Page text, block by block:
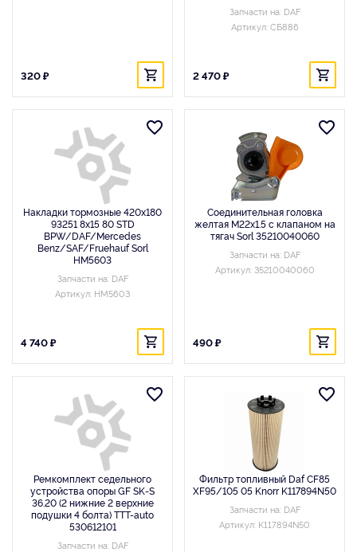
320 ₽
Запчасти на: DAF
Артикул: СБ886
2 470 ₽
Накладки тормозные 420x180
93251 8x15 80 STD
BPW/DAF/Mercedes
Benz/SAF/Fruehauf Sorl
HM5603
Запчасти на: DAF
Артикул: HM5603
4 740 ₽
Соединительная головка
желтая M22x1.5 с клапаном на
тягач Sorl 35210040060
Запчасти на: DAF
Артикул: 35210040060
490 ₽
Ремкомплект седельного
устройства опоры GF SK-S
36.20 (2 нижние 2 верхние
подушки 4 болта) TTT-auto
530612101
Запчасти на: DAF
Фильтр топливный Daf CF85
XF95/105 05 Knorr K117894N50
Запчасти на: DAF
Артикул: K117894N50